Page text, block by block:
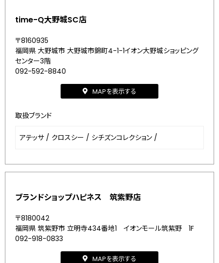
time-Q大野城SC店
〒8160935
福岡県 大野城市 大野城市錦町4-1-1イオン大野城ショッピング
センター3階
092-592-8840
MAPを表示する
取扱ブランド
アテッサ / クロスシー / シチズンコレクション /
ブランドショップハピネス 筑紫野店
〒8180042
福岡県 筑紫野市 立明寺434番地1 イオンモール筑紫野 1F
092-918-0833
MAPを表示する